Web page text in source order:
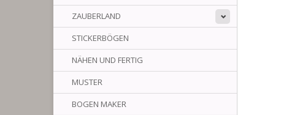
ZAUBERLAND
STICKERBÖGEN
NÄHEN UND FERTIG
MUSTER
BOGEN MAKER